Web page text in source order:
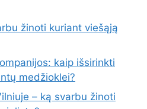
žinoti kuriant viešąją
kaip išsirinkti
medžioklei?
– ką svarbu žinoti